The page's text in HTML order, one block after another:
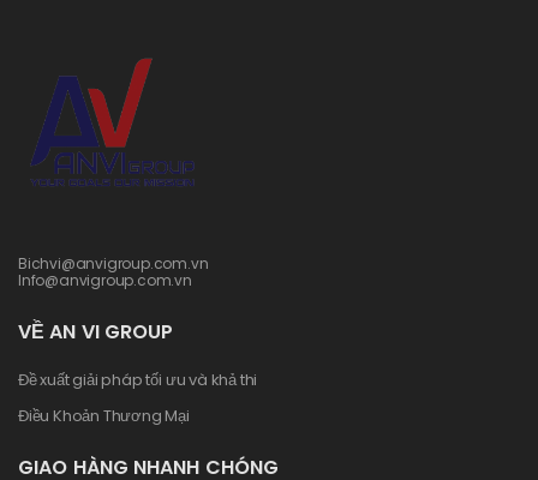
Bichvi@anvigroup.com.vn
Info@anvigroup.com.vn
VỀ AN VI GROUP
Đề xuất giải pháp tối ưu và khả thi
Điều Khoản Thương Mại
GIAO HÀNG NHANH CHÓNG